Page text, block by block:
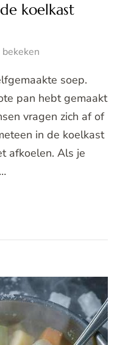
koelkast
soep.
pan hebt gemaakt
vragen zich af of
in de koelkast
afkoelen. Als je